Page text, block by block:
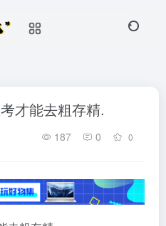
才能去粗存精.
187 0 0